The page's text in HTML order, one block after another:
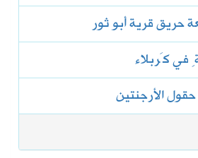
حريق قرية أبو ثور
كَربلاء
الأرجنتين